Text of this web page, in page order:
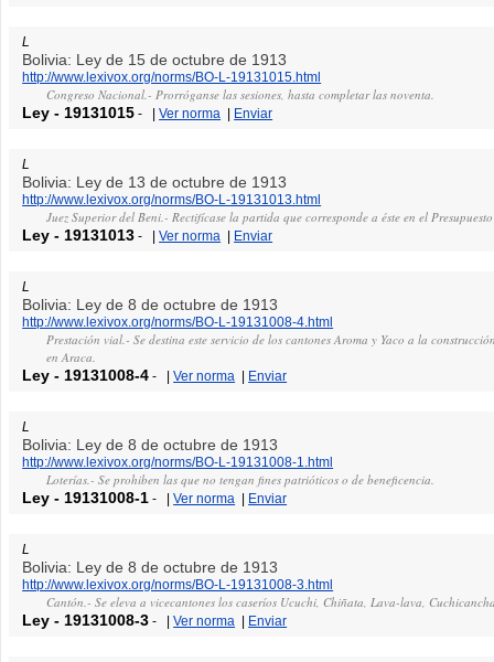
L
Bolivia: Ley de 15 de octubre de 1913
http://www.lexivox.org/norms/BO-L-19131015.html
Congreso Nacional.- Prorróganse las sesiones, hasta completar las noventa.
Ley - 19131015 - |Ver norma | Enviar
L
Bolivia: Ley de 13 de octubre de 1913
http://www.lexivox.org/norms/BO-L-19131013.html
Juez Superior del Beni.- Rectifícase la partida que corresponde a éste en el
Ley - 19131013 - |Ver norma | Enviar
L
Bolivia: Ley de 8 de octubre de 1913
http://www.lexivox.org/norms/BO-L-19131008-4.html
Prestación vial.- Se destina este servicio de los cantones Aroma y Yaco a la
en Araca.
Ley - 19131008-4 - |Ver norma | Enviar
L
Bolivia: Ley de 8 de octubre de 1913
http://www.lexivox.org/norms/BO-L-19131008-1.html
Loterías.- Se prohiben las que no tengan fines patrióticos o de beneficencia.
Ley - 19131008-1 - |Ver norma | Enviar
L
Bolivia: Ley de 8 de octubre de 1913
http://www.lexivox.org/norms/BO-L-19131008-3.html
Cantón.- Se eleva a vicecantones los caseríos Ucuchi, Chiñata, Lava-lava,
Ley - 19131008-3 - |Ver norma | Enviar